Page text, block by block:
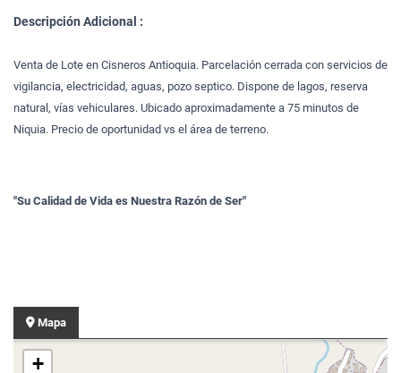
Descripción Adicional :
Venta de Lote en Cisneros Antioquia. Parcelación cerrada con servicios de
vigilancia, electricidad, aguas, pozo septico. Dispone de lagos, reserva
natural, vías vehiculares. Ubicado aproximadamente a 75 minutos de
Niquia. Precio de oportunidad vs el área de terreno.
"Su Calidad de Vida es Nuestra Razón de Ser"
Mapa
+